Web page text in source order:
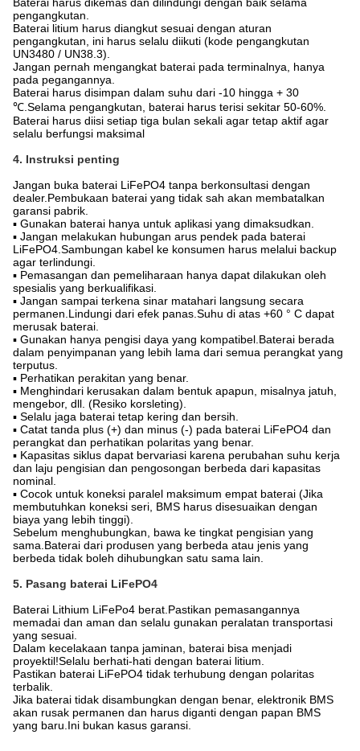
pengangkutan.
Baterai litium harus diangkut sesuai dengan aturan
pengangkutan, ini harus selalu diikuti (kode pengangkutan
UN3480 / UN38.3).
Jangan pernah mengangkat baterai pada terminalnya, hanya
pada pegangannya.
Baterai harus disimpan dalam suhu dari -10 hingga + 30
℃.Selama pengangkutan, baterai harus terisi sekitar 50-60%.
Baterai harus diisi setiap tiga bulan sekali agar tetap aktif agar
selalu berfungsi maksimal
4. Instruksi penting
Jangan buka baterai LiFePO4 tanpa berkonsultasi dengan
dealer.Pembukaan baterai yang tidak sah akan membatalkan
garansi pabrik.
▪ Gunakan baterai hanya untuk aplikasi yang dimaksudkan.
▪ Jangan melakukan hubungan arus pendek pada baterai
LiFePO4.Sambungan kabel ke konsumen harus melalui backup
agar terlindungi.
▪ Pemasangan dan pemeliharaan hanya dapat dilakukan oleh
spesialis yang berkualifikasi.
▪ Jangan sampai terkena sinar matahari langsung secara
permanen.Lindungi dari efek panas.Suhu di atas +60 ° C dapat
merusak baterai.
▪ Gunakan hanya pengisi daya yang kompatibel.Baterai berada
dalam penyimpanan yang lebih lama dari semua perangkat yang
terputus.
▪ Perhatikan perakitan yang benar.
▪ Menghindari kerusakan dalam bentuk apapun, misalnya jatuh,
mengebor, dll. (Resiko korsleting).
▪ Selalu jaga baterai tetap kering dan bersih.
▪ Catat tanda plus (+) dan minus (-) pada baterai LiFePO4 dan
perangkat dan perhatikan polaritas yang benar.
▪ Kapasitas siklus dapat bervariasi karena perubahan suhu kerja
dan laju pengisian dan pengosongan berbeda dari kapasitas
nominal.
▪ Cocok untuk koneksi paralel maksimum empat baterai (Jika
membutuhkan koneksi seri, BMS harus disesuaikan dengan
biaya yang lebih tinggi).
Sebelum menghubungkan, bawa ke tingkat pengisian yang
sama.Baterai dari produsen yang berbeda atau jenis yang
berbeda tidak boleh dihubungkan satu sama lain.
5. Pasang baterai LiFePO4
Baterai Lithium LiFePo4 berat.Pastikan pemasangannya
memadai dan aman dan selalu gunakan peralatan transportasi
yang sesuai.
Dalam kecelakaan tanpa jaminan, baterai bisa menjadi
proyektil!Selalu berhati-hati dengan baterai litium.
Pastikan baterai LiFePO4 tidak terhubung dengan polaritas
terbalik.
Jika baterai tidak disambungkan dengan benar, elektronik BMS
akan rusak permanen dan harus diganti dengan papan BMS
yang baru.Ini bukan kasus garansi.